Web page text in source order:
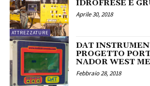
ATTREZZATURE
IDROFRESE E
Aprile 30, 2018
DAT
PROGETTO
NADOR WEST
Febbraio 28, 2018